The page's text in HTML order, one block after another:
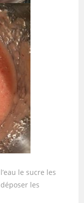
le sucre les
les